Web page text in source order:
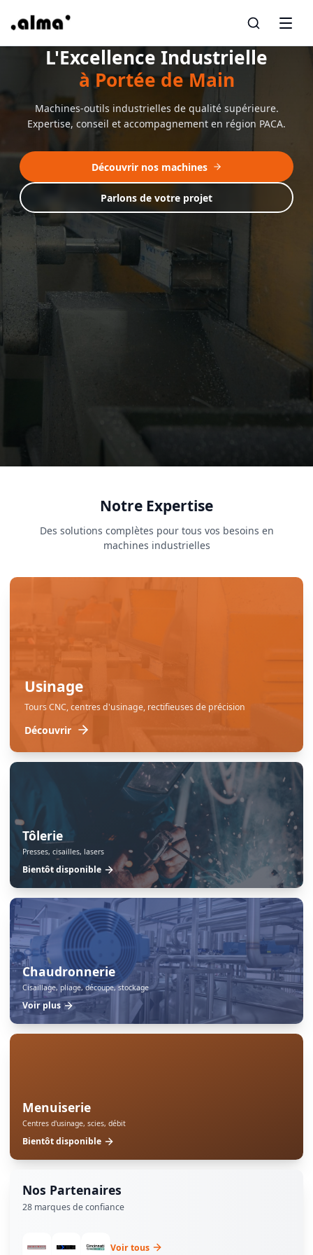
L'Excellence Industrielle
à Portée de Main
Machines-outils industrielles de qualité supérieure.
Expertise, conseil et accompagnement en région PACA.
Découvrir nos machines
Parlons de votre projet
Notre Expertise
Des solutions complètes pour tous vos besoins en
machines industrielles
Usinage
Tours CNC, centres d'usinage, rectifieuses de précision
Découvrir
Tôlerie
Presses, cisailles, lasers
Bientôt disponible
Chaudronnerie
Cisaillage, pliage, découpe, stockage
Voir plus
Menuiserie
Centres d'usinage, scies, débit
Bientôt disponible
Nos Partenaires
28marques de confiance
Voir tous